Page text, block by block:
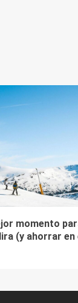
momento
(y ahorrar en